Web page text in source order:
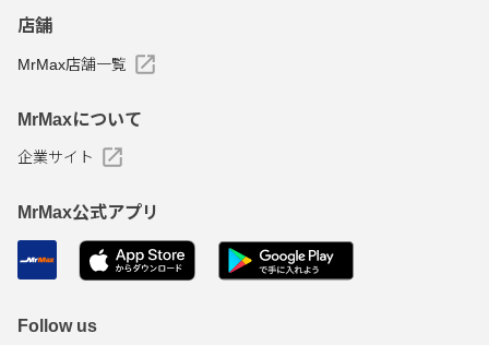
店舗
MrMax店舗一覧
MrMaxについて
企業サイト
MrMax公式アプリ
Follow us